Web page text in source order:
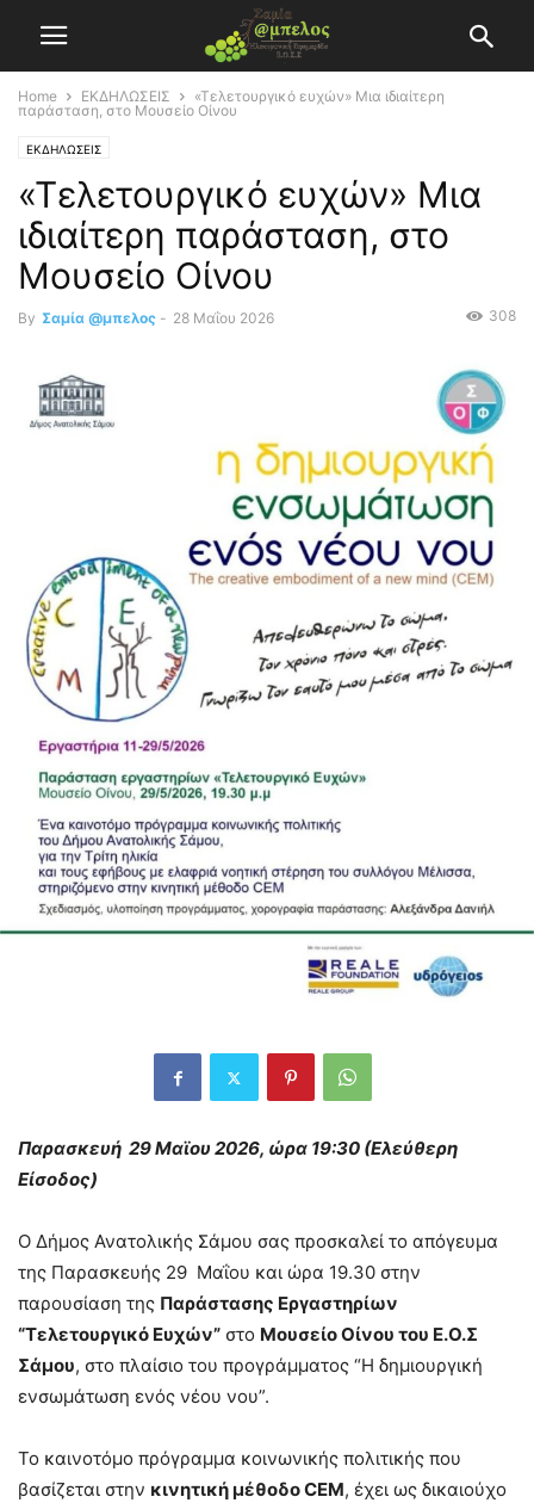
Home ΕΚΔΗΛΩΣΕΙΣ
«Τελετουργικό ευχών» Μια ιδιαίτερη
παράσταση, στο Μουσείο Οίνου
ΕΚΔΗΛΩΣΕΙΣ
«Τελετουργικό ευχών» Μια
ιδιαίτερη παράσταση, στο
Μουσείο Οίνου
By Σαμία @μπελος - 28 Μαΐου 2026 308
Παρασκευή 29 Μαϊου 2026, ώρα 19:30 (Ελεύθερη
Είσοδος)
Ο Δήμος Ανατολικής Σάμου σας προσκαλεί το απόγευμα
της Παρασκευής 29 Μαΐου και ώρα 19.30 στην
παρουσίαση της Παράστασης Εργαστηρίων
“Τελετουργικό Ευχών” στο Μουσείο Οίνου του Ε.Ο.Σ
Σάμου, στο πλαίσιο του προγράμματος “Η δημιουργική
ενσωμάτωση ενός νέου νου”.
Το καινοτόμο πρόγραμμα κοινωνικής πολιτικής που
βασίζεται στην κινητική μέθοδοCEM, έχει ως δικαιούχο